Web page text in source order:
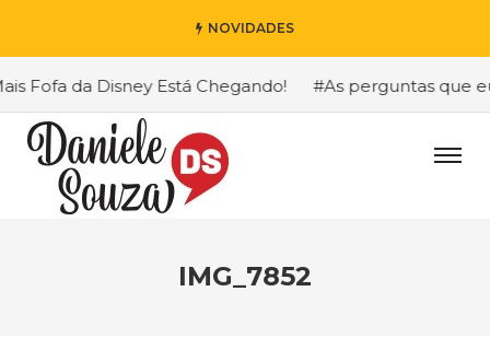
NOVIDADES
da Disney Está Chegando! #As perguntas que eu
IMG_7852